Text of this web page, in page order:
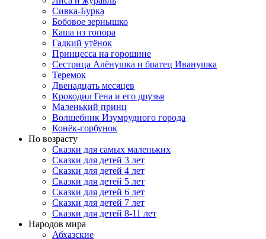
Сивка-Бурка
Бобовое зернышко
Каша из топора
Гадкий утёнок
Принцесса на горошине
Сестрица Алёнушка и братец Иванушка
Теремок
Двенадцать месяцев
Крокодил Гена и его друзья
Маленький принц
Волшебник Изумрудного города
Конёк-горбунок
По возрасту
Сказки для самых маленьких
Сказки для детей 3 лет
Сказки для детей 4 лет
Сказки для детей 5 лет
Сказки для детей 6 лет
Сказки для детей 7 лет
Сказки для детей 8-11 лет
Народов мира
Абхазские